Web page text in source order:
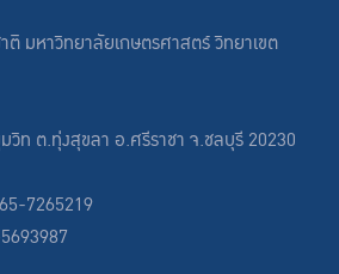
มหาวิทยาลัยเกษตรศาสตร์ วิทยาเขต
วิท ต.ทุ่งสุขลา อ.ศรีราชา จ.ชลบุรี 20230
7265219